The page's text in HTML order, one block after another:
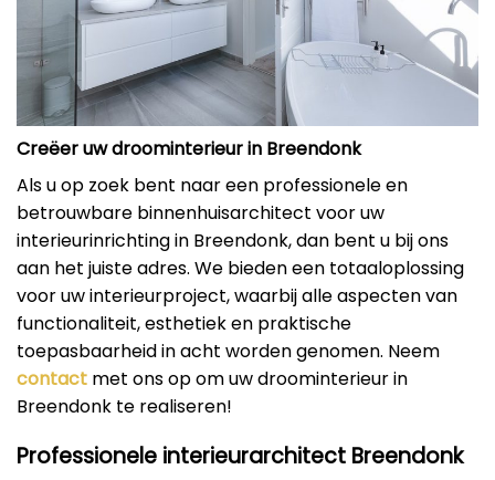
Creëer uw droominterieur in Breendonk
Als u op zoek bent naar een professionele en
betrouwbare binnenhuisarchitect voor uw
interieurinrichting in Breendonk, dan bent u bij ons
aan het juiste adres. We bieden een totaaloplossing
voor uw interieurproject, waarbij alle aspecten van
functionaliteit, esthetiek en praktische
toepasbaarheid in acht worden genomen. Neem
contact met ons op om uw droominterieur in
Breendonk te realiseren!
Professionele interieurarchitect Breendonk